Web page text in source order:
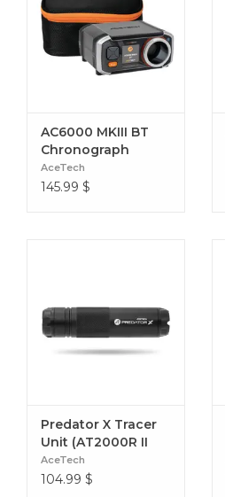
AC6000 MKIII BT
Chronograph
(Premium)
AceTech
145.99 $
Predator X Tracer
Unit (AT2000R II
Module)
AceTech
104.99 $